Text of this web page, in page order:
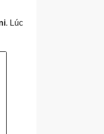
. Lúc